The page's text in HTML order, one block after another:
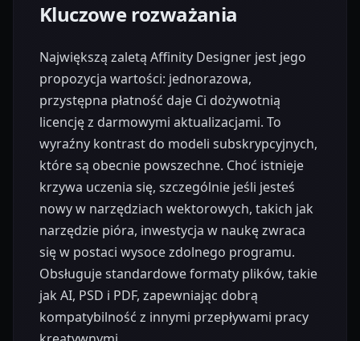
Kluczowe rozważania
Największą zaletą Affinity Designer jest jego
propozycja wartości: jednorazowa,
przystępna płatność daje Ci dożywotnią
licencję z darmowymi aktualizacjami. To
wyraźny kontrast do modeli subskrypcyjnych,
które są obecnie powszechne. Choć istnieje
krzywa uczenia się, szczególnie jeśli jesteś
nowy w narzędziach wektorowych, takich jak
narzędzie pióra, inwestycja w naukę zwraca
się w postaci wysoce zdolnego programu.
Obsługuje standardowe formaty plików, takie
jak AI, PSD i PDF, zapewniając dobrą
kompatybilność z innymi przepływami pracy